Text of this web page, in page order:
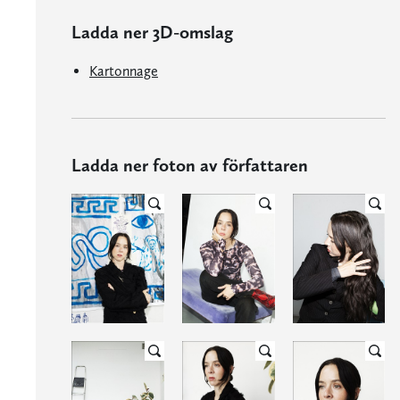
Ladda ner 3D-omslag
Kartonnage
Ladda ner foton av författaren